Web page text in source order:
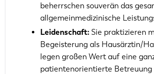
beherrschen souverän das
allgemeinmedizinische
Leidenschaft: Sie praktizieren
Begeisterung als Hausärztin/
legen großen Wert auf eine
patientenorientierte Betreuung